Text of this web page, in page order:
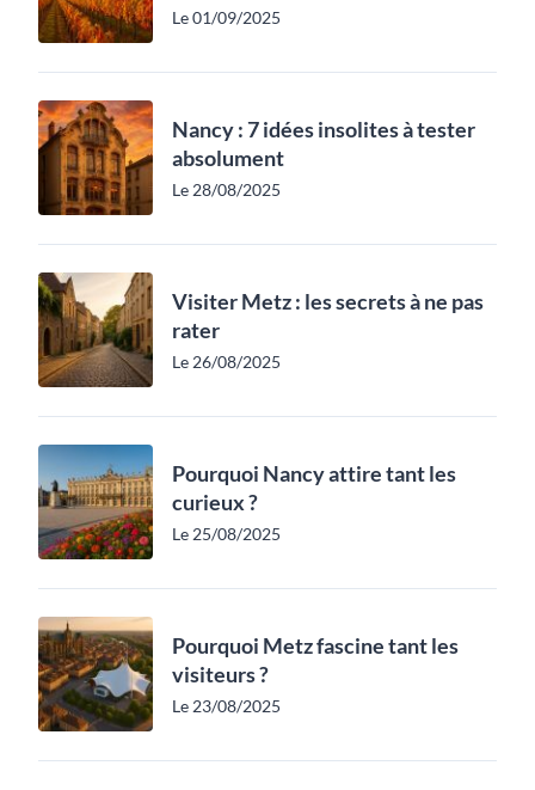
Le 01/09/2025
Nancy : 7 idées insolites à tester
absolument
Le 28/08/2025
Visiter Metz : les secrets à ne pas
rater
Le 26/08/2025
Pourquoi Nancy attire tant les
curieux ?
Le 25/08/2025
Pourquoi Metz fascine tant les
visiteurs ?
Le 23/08/2025